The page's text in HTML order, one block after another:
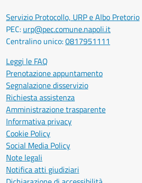
Servizio Protocollo, URP e Albo Pretorio
PEC: urp@pec.comune.napoli.it
Centralino unico:0817951111
Leggi le FAQ
Prenotazione appuntamento
Segnalazione disservizio
Richiesta assistenza
Amministrazione trasparente
Informativa privacy
Cookie Policy
Social Media Policy
Note legali
Notifica atti giudiziari